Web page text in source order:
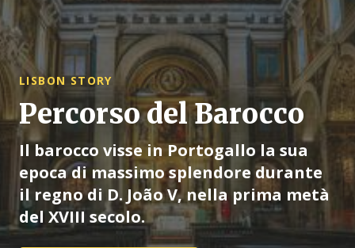
LISBON STORY
Percorso del Barocco
Il barocco visse in Portogallo la sua
epoca di massimo splendore durante
il regno di D. João V, nella prima metà
del XVIII secolo.